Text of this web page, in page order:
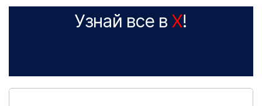
Узнай все в X!